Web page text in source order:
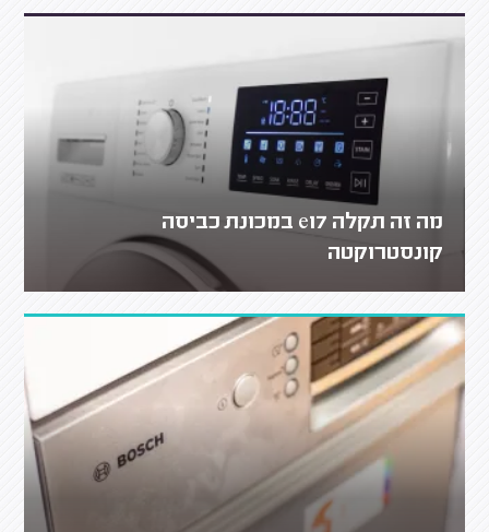
מה זה תקלה e17 במכונת כביסה
קונסטרוקטה